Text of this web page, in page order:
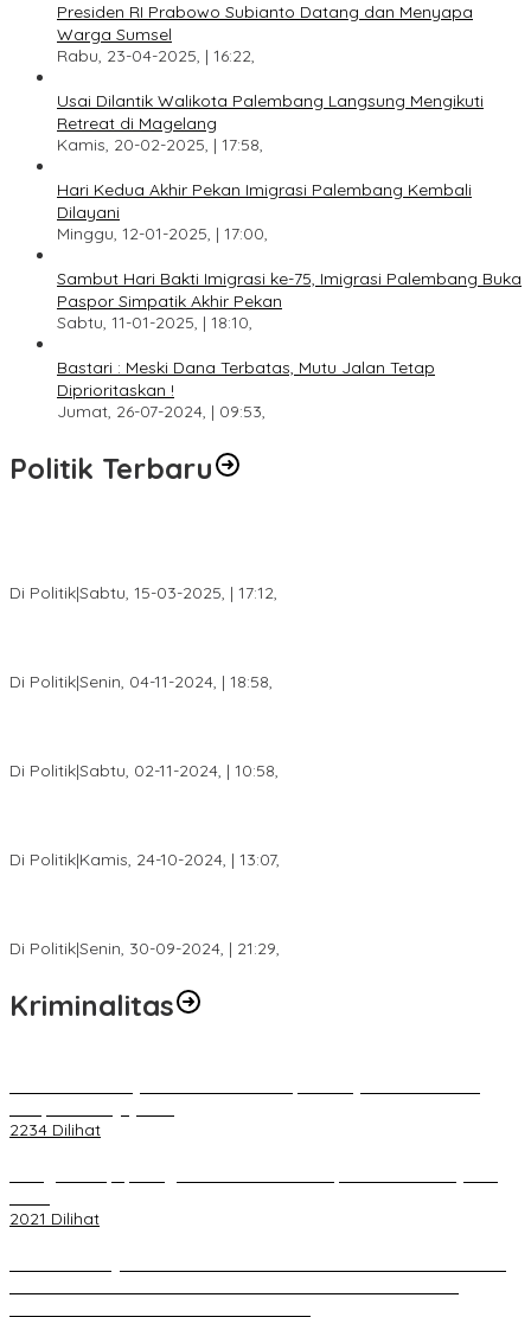
Presiden RI Prabowo Subianto Datang dan Menyapa
Warga Sumsel
Rabu, 23-04-2025, | 16:22,
Usai Dilantik Walikota Palembang Langsung Mengikuti
Retreat di Magelang
Kamis, 20-02-2025, | 17:58,
Hari Kedua Akhir Pekan Imigrasi Palembang Kembali
Dilayani
Minggu, 12-01-2025, | 17:00,
Sambut Hari Bakti Imigrasi ke-75, Imigrasi Palembang Buka
Paspor Simpatik Akhir Pekan
Sabtu, 11-01-2025, | 18:10,
Bastari : Meski Dana Terbatas, Mutu Jalan Tetap
Diprioritaskan !
Jumat, 26-07-2024, | 09:53,
Politik Terbaru
Di Politik|Sabtu, 15-03-2025, | 17:12,
Di Politik|Senin, 04-11-2024, | 18:58,
Di Politik|Sabtu, 02-11-2024, | 10:58,
Di Politik|Kamis, 24-10-2024, | 13:07,
Di Politik|Senin, 30-09-2024, | 21:29,
Kriminalitas
2234 Dilihat
2021 Dilihat